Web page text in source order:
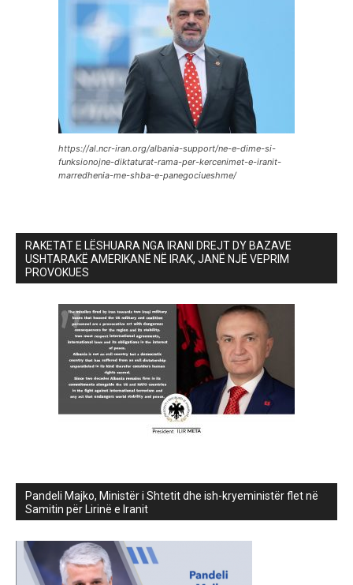
https://al.ncr-iran.org/albania-support/ne-e-dime-si-
funksionojne-diktaturat-rama-per-kercenimet-e-iranit-
marredhenia-me-shba-e-panegociueshme/
RAKETAT E LËSHUARA NGA IRANI DREJT DY BAZAVE
USHTARAKË AMERIKANË NË IRAK, JANË NJË VEPRIM
PROVOKUES
Pandeli Majko, Ministër i Shtetit dhe ish-kryeministër flet në
Samitin për Lirinë e Iranit